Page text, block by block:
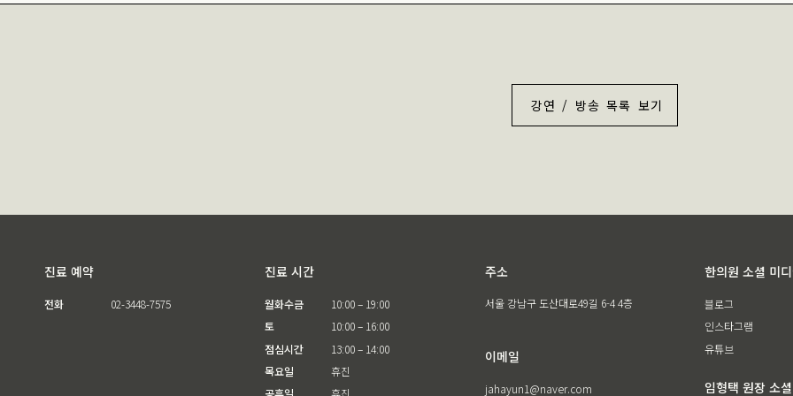
강연 / 방송 목록 보기
진료 예약
전화 02-3448-7575
진료 시간
월화수금
토
점심시간
목요일
공휴일
10:00 – 19:00
10:00 – 16:00
13:00 – 14:00
휴진
휴진
주소
서울 강남구 도산대로49길 6-4 4층
이메일
jahayun1@naver.com
한의원 소셜 미
블로그
인스타그램
유튜브
임형택 원장 소